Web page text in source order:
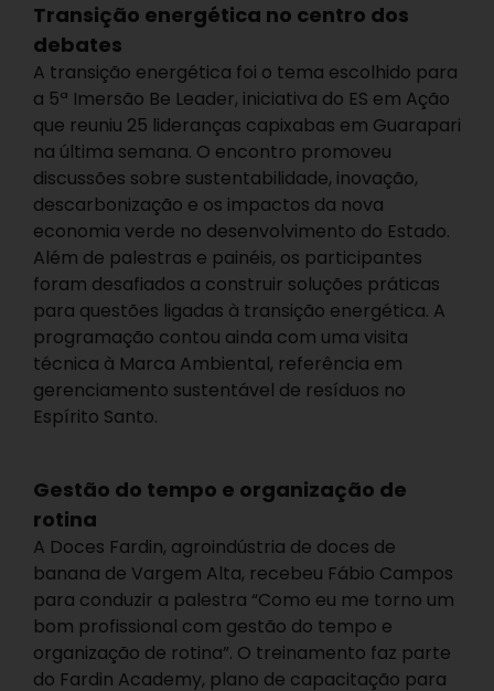
Transição energética no centro dos
debates
A transição energética foi o tema escolhido para
a 5ª Imersão Be Leader, iniciativa do ES em Ação
que reuniu 25 lideranças capixabas em Guarapari
na última semana. O encontro promoveu
discussões sobre sustentabilidade, inovação,
descarbonização e os impactos da nova
economia verde no desenvolvimento do Estado.
Além de palestras e painéis, os participantes
foram desafiados a construir soluções práticas
para questões ligadas à transição energética. A
programação contou ainda com uma visita
técnica à Marca Ambiental, referência em
gerenciamento sustentável de resíduos no
Espírito Santo.
Gestão do tempo e organização de
rotina
A Doces Fardin, agroindústria de doces de
banana de Vargem Alta, recebeu Fábio Campos
para conduzir a palestra “Como eu me torno um
bom profissional com gestão do tempo e
organização de rotina”. O treinamento faz parte
do Fardin Academy, plano de capacitação para